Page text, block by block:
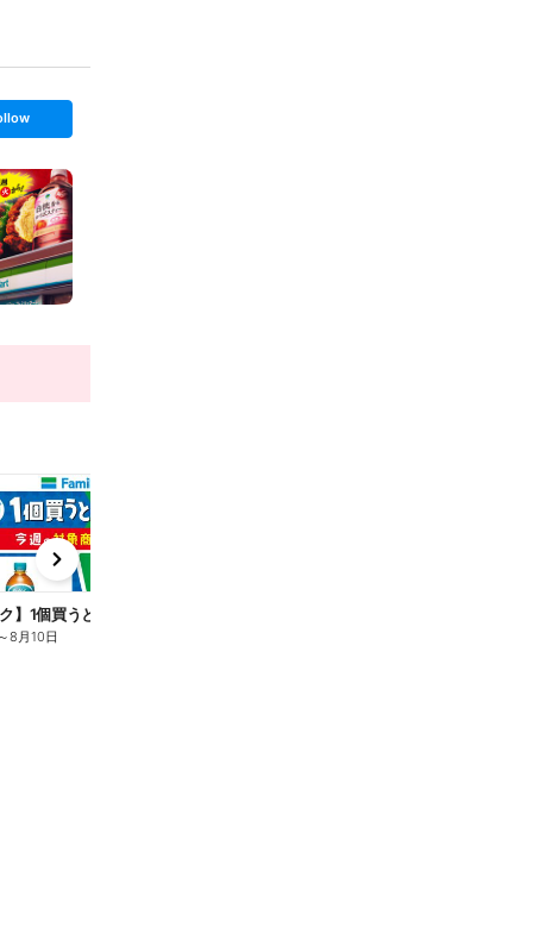
ク】1個買うと1個もらえる/麦茶
～8月10日
e
x
t